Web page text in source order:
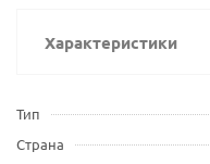
Характеристики
Тип
Страна